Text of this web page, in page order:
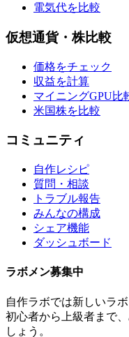
電気代を比較
仮想通貨・株比較
価格をチェック
収益を計算
マイニングGPU比
米国株を比較
コミュニティ
自作レシピ
質問・相談
トラブル報告
みんなの構成
シェア機能
ダッシュボード
ラボメン募集中
自作ラボでは新しいラ
初心者から上級者まで
しょう。